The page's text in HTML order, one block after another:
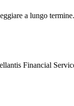
a lungo termine.
Financial